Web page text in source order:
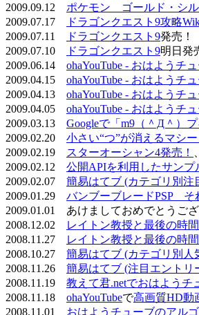
2009.09.12 ポケモン ゴールド・シ
2009.07.17
ドラゴンクエスト9攻略
2009.07.11
ドラゴンクエスト9発売！
2009.07.10
ドラゴンクエスト9明日発
2009.06.14 ohaYouTube - おはようチ
2009.04.15 ohaYouTube - おはようチ
2009.04.13 ohaYouTube - おはようチ
2009.04.05 ohaYouTube - おはようチ
2009.03.13 Googleで「m9（＾Д＾）
2009.02.20 小さい“つ”が消えるマシ
2009.02.19
スターオーシャン4発売！
2009.02.12 公開APIを利用したサンプ
2009.02.07 簡易はてブ (カテゴリ別注
2009.01.29 バンブーブレードPSP そ
2009.01.01 あけましておめでとうご
2008.12.02
レイトン教授と最後の時
2008.11.27
レイトン教授と最後の時
2008.10.27 簡易はてブ (カテゴリ別人
2008.11.26 簡易はてブ (注目エントリ
2008.11.19 教えて君.netでおはようチ
2008.11.18 ohaYouTubeで高画質HD動
2008.11.01 おはようチューブのアル